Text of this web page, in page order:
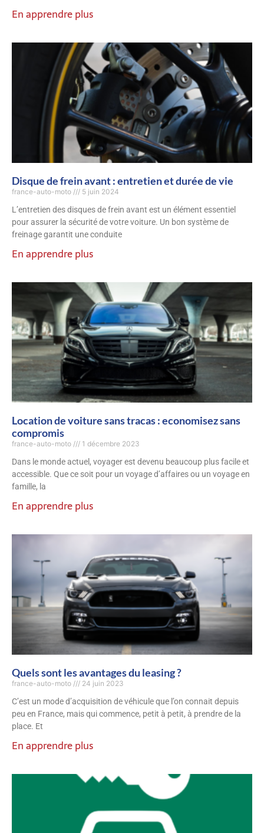
En apprendre plus
Disque de frein avant : entretien et durée de vie
france-auto-moto 5 juin 2024
L’entretien des disques de frein avant est un élément essentiel
pour assurer la sécurité de votre voiture. Un bon système de
freinage garantit une conduite
En apprendre plus
Location de voiture sans tracas : economisez sans
compromis
france-auto-moto 1 décembre 2023
Dans le monde actuel, voyager est devenu beaucoup plus facile et
accessible. Que ce soit pour un voyage d’affaires ou un voyage en
famille, la
En apprendre plus
Quels sont les avantages du leasing ?
france-auto-moto 24 juin 2023
C’est un mode d’acquisition de véhicule que l’on connait depuis
peu en France, mais qui commence, petit à petit, à prendre de la
place. Et
En apprendre plus